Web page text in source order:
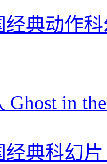
经典动作
in
经典科幻